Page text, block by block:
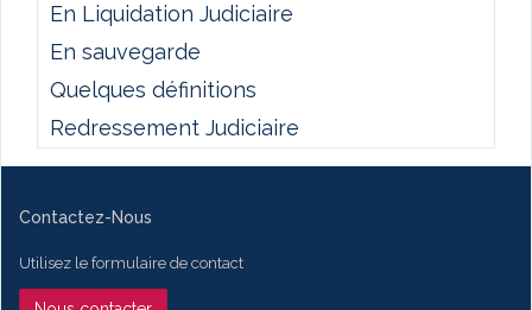
En Liquidation Judiciaire
En sauvegarde
Quelques définitions
Redressement Judiciaire
Contactez-Nous
Utilisez le formulaire de contact